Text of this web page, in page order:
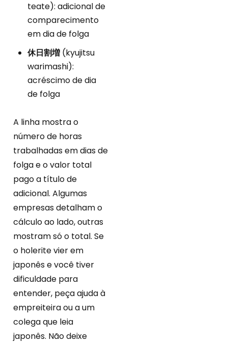
teate): adicional de
comparecimento
em dia de folga
休日割増 (kyujitsu
warimashi):
acréscimo de dia
de folga
A linha mostra o
número de horas
trabalhadas em dias de
folga e o valor total
pago a título de
adicional. Algumas
empresas detalham o
cálculo ao lado, outras
mostram só o total. Se
o holerite vier em
japonês e você tiver
dificuldade para
entender, peça ajuda à
empreiteira ou a um
colega que leia
japonês. Não deixe